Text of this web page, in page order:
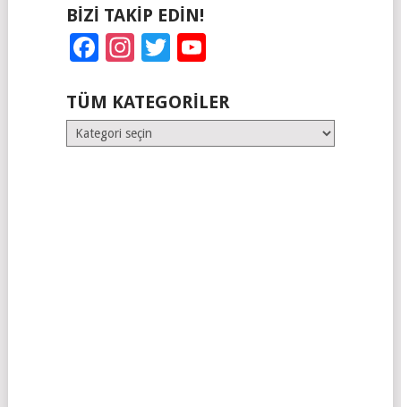
BIZI TAKIP EDIN!
Facebook
Instagram
Twitter
TÜM KATEGORILER
Tüm
Kategoriler